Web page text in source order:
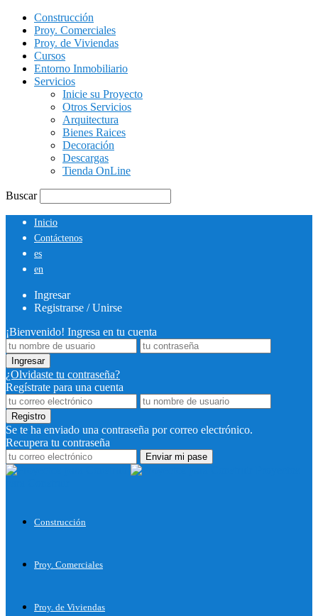
Construcción
Proy. Comerciales
Proy. de Viviendas
Cursos
Entorno Inmobiliario
Servicios
Inicie su Proyecto
Otros Servicios
Arquitectura
Bienes Raices
Decoración
Descargas
Tienda OnLine
Buscar
Inicio
Contáctenos
es
en
Ingresar
Registrarse / Unirse
¡Bienvenido! Ingresa en tu cuenta
¿Olvidaste tu contraseña?
Regístrate para una cuenta
Se te ha enviado una contraseña por correo electrónico.
Recupera tu contraseña
Construcción
Proy. Comerciales
Proy. de Viviendas